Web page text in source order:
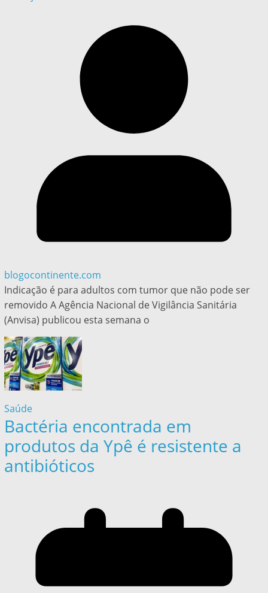
blogocontinente.com
Indicação é para adultos com tumor que não pode ser
removido A Agência Nacional de Vigilância Sanitária
(Anvisa) publicou esta semana o
Saúde
Bactéria encontrada em
produtos da Ypê é resistente a
antibióticos